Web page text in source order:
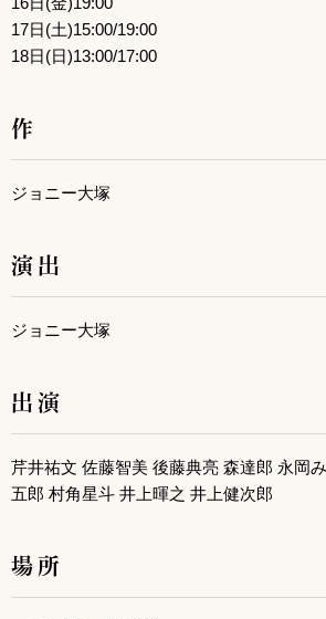
17日(土)15:00/19:00
18日(日)13:00/17:00
作
ジョニー大塚
演出
ジョニー大塚
出演
芹井祐文 佐藤智美 後藤典亮 森達郎 永岡
五郎 村角星斗 井上暉之 井上健次郎
場所